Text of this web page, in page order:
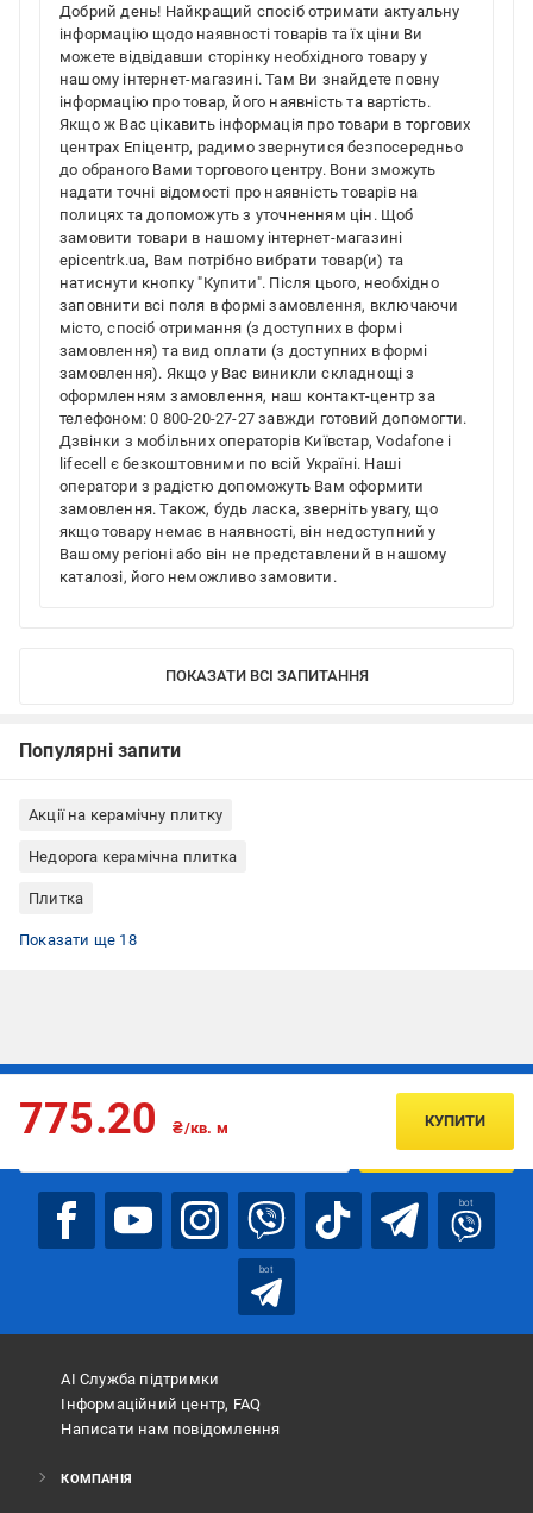
Добрий день! Найкращий спосіб отримати актуальну
інформацію щодо наявності товарів та їх ціни Ви
можете відвідавши сторінку необхідного товару у
нашому інтернет-магазині. Там Ви знайдете повну
інформацію про товар, його наявність та вартість.
Якщо ж Вас цікавить інформація про товари в торгових
центрах Епіцентр, радимо звернутися безпосередньо
до обраного Вами торгового центру. Вони зможуть
надати точні відомості про наявність товарів на
полицях та допоможуть з уточненням цін. Щоб
замовити товари в нашому інтернет-магазині
epicentrk.ua, Вам потрібно вибрати товар(и) та
натиснути кнопку "Купити". Після цього, необхідно
заповнити всі поля в формі замовлення, включаючи
місто, спосіб отримання (з доступних в формі
замовлення) та вид оплати (з доступних в формі
замовлення). Якщо у Вас виникли складнощі з
оформленням замовлення, наш контакт-центр за
телефоном: 0 800-20-27-27 завжди готовий допомогти.
Дзвінки з мобільних операторів Київстар, Vodafone і
lifecell є безкоштовними по всій Україні. Наші
оператори з радістю допоможуть Вам оформити
замовлення. Також, будь ласка, зверніть увагу, що
якщо товару немає в наявності, він недоступний у
Вашому регіоні або він не представлений в нашому
каталозі, його неможливо замовити.
ПОКАЗАТИ ВСІ ЗАПИТАННЯ
Популярні запити
Акції на керамічну плитку
Недорога керамічна плитка
Плитка
Показати ще 18
775.20 ₴/кв. м КУПИТИ
Підписуйтесь, щоб дізнаватись першим про акції та пропозиції
ПІДПИСАТИСЯ
bot
bot
АІ Служба підтримки
Інформаційний центр, FAQ
Написати нам повідомлення
КОМПАНІЯ